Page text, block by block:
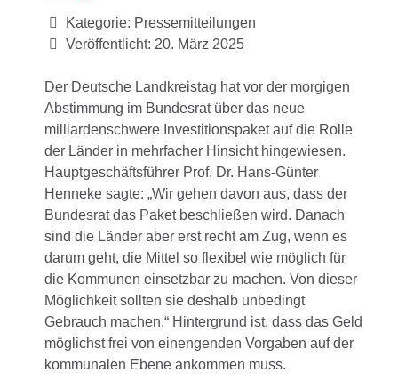
Kategorie: Pressemitteilungen
Veröffentlicht: 20. März 2025
Der Deutsche Landkreistag hat vor der morgigen
Abstimmung im Bundesrat über das neue
milliardenschwere Investitionspaket auf die Rolle
der Länder in mehrfacher Hinsicht hingewiesen.
Hauptgeschäftsführer Prof. Dr. Hans-Günter
Henneke sagte: „Wir gehen davon aus, dass der
Bundesrat das Paket beschließen wird. Danach
sind die Länder aber erst recht am Zug, wenn es
darum geht, die Mittel so flexibel wie möglich für
die Kommunen einsetzbar zu machen. Von dieser
Möglichkeit sollten sie deshalb unbedingt
Gebrauch machen.“ Hintergrund ist, dass das Geld
möglichst frei von einengenden Vorgaben auf der
kommunalen Ebene ankommen muss.